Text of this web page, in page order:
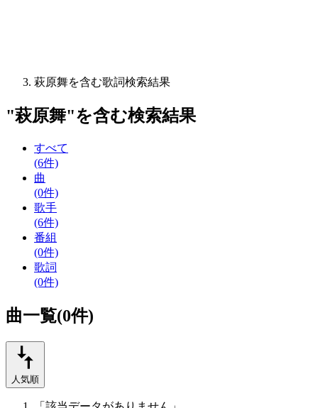
萩原舞を含む歌詞検索結果
"萩原舞"を含む検索結果
すべて
(6件)
曲
(0件)
歌手
(6件)
番組
(0件)
歌詞
(0件)
曲一覧(0件)
人気順